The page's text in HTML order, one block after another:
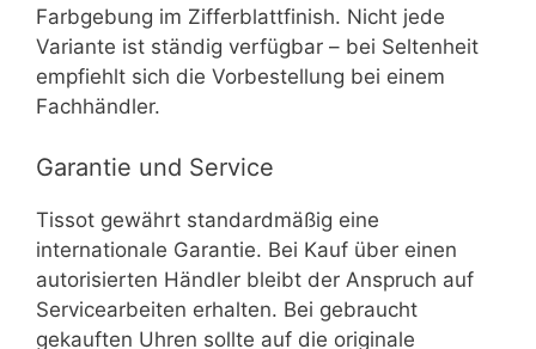
Farbgebung im Zifferblattfinish. Nicht jede
Variante ist ständig verfügbar – bei Seltenheit
empfiehlt sich die Vorbestellung bei einem
Fachhändler.
Garantie und Service
Tissot gewährt standardmäßig eine
internationale Garantie. Bei Kauf über einen
autorisierten Händler bleibt der Anspruch auf
Servicearbeiten erhalten. Bei gebraucht
gekauften Uhren sollte auf die originale